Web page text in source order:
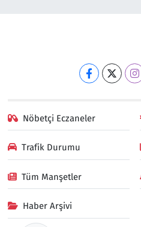
Nöbetçi Eczaneler
Trafik Durumu
Tüm Manşetler
Haber Arşivi